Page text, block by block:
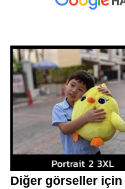
Diğer görseller